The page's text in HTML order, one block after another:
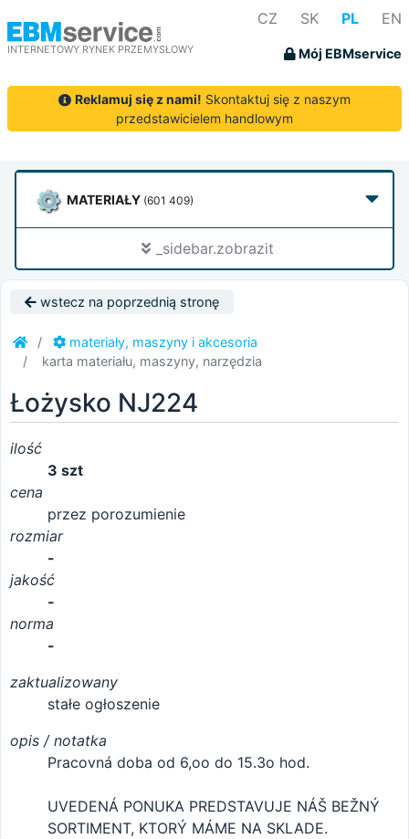
INTERNETOWY RYNEK PRZEMYSŁOWY
CZ SK PL EN
Mój EBMservice
Reklamuj się z nami! Skontaktuj się z naszym
przedstawicielem handlowym
MATERIAŁY (601 409)
_sidebar.zobrazit
wstecz na poprzednią stronę
materiały, maszyny i akcesoria
karta materiału, maszyny, narzędzia
Łożysko NJ224
ilość
3 szt
cena
przez porozumienie
rozmiar
-
jakość
-
norma
-
zaktualizowany
stałe ogłoszenie
opis / notatka
Pracovná doba od 6,oo do 15.3o hod.
UVEDENÁ PONUKA PREDSTAVUJE NÁŠ BEŽNÝ
SORTIMENT, KTORÝ MÁME NA SKLADE.